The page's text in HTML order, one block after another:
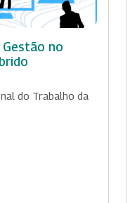
no
do Trabalho da